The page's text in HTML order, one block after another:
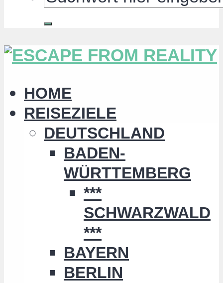
HOME
REISEZIELE
DEUTSCHLAND
BADEN-
WÜRTTEMBERG
***
SCHWARZWALD
***
BAYERN
BERLIN